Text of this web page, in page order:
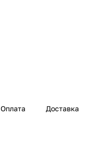
Оплата Доставка